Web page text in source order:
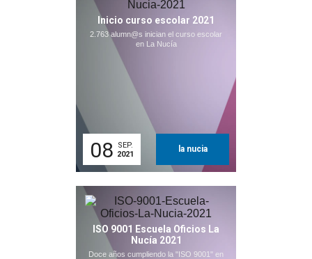
Inicio curso escolar 2021
2.763 alumn@s inician el curso escolar
en La Nucía
08
SEP.
2021
la nucia
ISO 9001 Escuela Oficios La
Nucía 2021
Doce años cumpliendo la "ISO 9001" en